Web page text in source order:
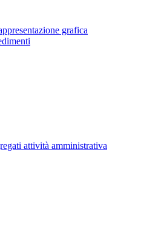
grafica
attività amministrativa